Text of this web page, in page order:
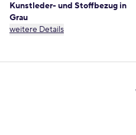
Kunstleder- und Stoffbezug in
Grau
weitere Details